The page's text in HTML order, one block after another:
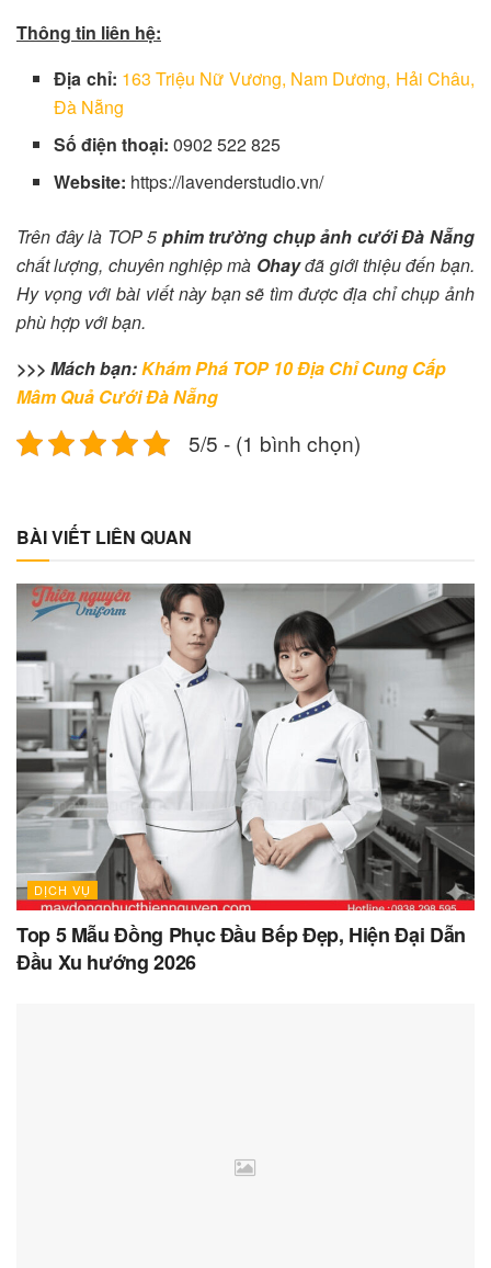
Thông tin liên hệ:
Địa chỉ: 163 Triệu Nữ Vương, Nam Dương, Hải Châu,
Đà Nẵng
Số điện thoại:0902 522 825
Website: https://lavenderstudio.vn/
Trên đây là TOP 5 phim trường chụp ảnh cưới Đà Nẵng
chất lượng, chuyên nghiệp mà Ohayđã giới thiệu đến bạn.
Hy vọng với bài viết này bạn sẽ tìm được địa chỉ chụp ảnh
phù hợp với bạn.
>>> Mách bạn:Khám Phá TOP 10 Địa Chỉ Cung Cấp
Mâm Quả Cưới Đà Nẵng
5/5 - (1 bình chọn)
BÀI VIẾT LIÊN QUAN
DỊCH VỤ
Top 5 Mẫu Đồng Phục Đầu Bếp Đẹp, Hiện Đại Dẫn
Đầu Xu hướng 2026